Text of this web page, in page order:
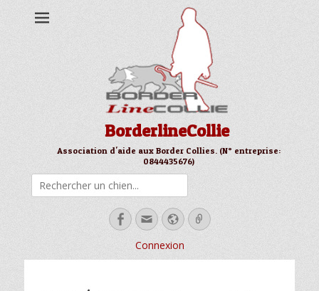
BorderlineCollie
Association d'aide aux Border Collies. (N° entreprise:
0844435676)
Facebook
EmailSite
web
Link
Connexion